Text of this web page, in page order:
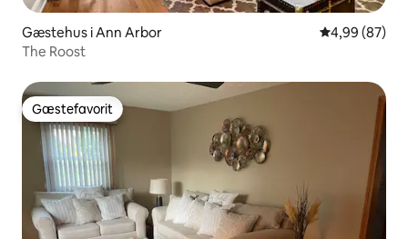
Gæstehus i Ann Arbor 4,99 ud af 5 i
4,99 (87)
The Roost
Gæstefavorit
Gæstefavorit